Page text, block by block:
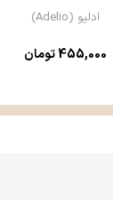
ادلیو (Adelio)
455,000تومان